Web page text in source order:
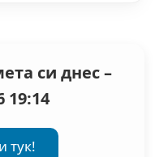
си днес –
19:14
тук!